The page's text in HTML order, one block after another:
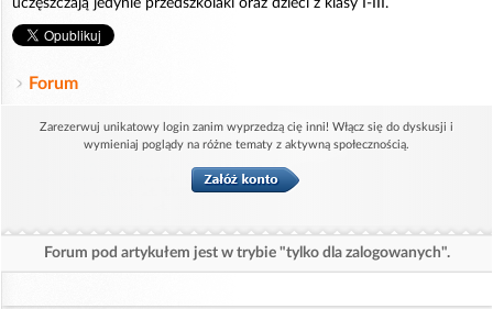
uczęszczają jedynie przedszkolaki oraz dzieci z klasy I-III.
Forum
Zarezerwuj unikatowy login zanim wyprzedzą cię inni! Włącz się do dyskusji i
wymieniaj poglądy na różne tematy z aktywną społecznością.
Forum pod artykułem jest w trybie "tylko dla zalogowanych".